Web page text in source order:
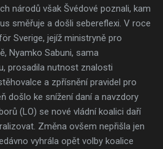
národů však Švédové poznali, kam
směřuje a došli sebereflexi. V roce
Sverige, jejíž ministryně pro
Nyamko Sabuni, sama
prosadila nutnost znalosti
a zpřísnění pravidel pro
došlo ke snížení daní a navzdory
(LO) se nové vládní koalici daří
Změna ovšem nepřišla jen
vyhrála opět volby koalice